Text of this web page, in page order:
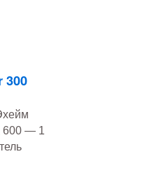
300
600 — 1